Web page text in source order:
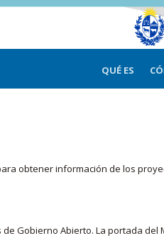
QUÉ ES
obtener información de los
Gobierno Abierto. La portada del